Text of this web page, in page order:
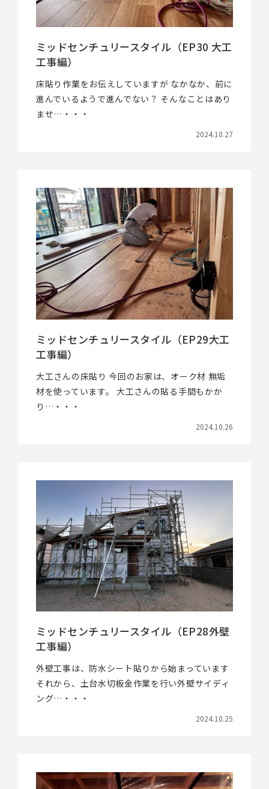
ミッドセンチュリースタイル（EP30 大工
工事編）
床貼り作業をお伝えしていますが なかなか、前に
進んでいるようで進んでない？ そんなことはあり
ませ…・・・
2024.10.27
ミッドセンチュリースタイル（EP29大工
工事編）
大工さんの床貼り 今回のお家は、オーク材 無垢
材を使っています。 大工さんの貼る手間もかか
り…・・・
2024.10.26
ミッドセンチュリースタイル（EP28外壁
工事編）
外壁工事は、防水シート貼りから始まっています
それから、土台水切板金作業を行い外壁サイディ
ング…・・・
2024.10.25